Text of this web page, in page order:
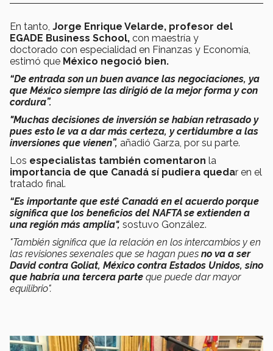
En tanto, Jorge Enrique Velarde, profesor del
EGADE Business School, con maestría y
doctorado con especialidad en Finanzas y Economía,
estimó que México negoció bien.
“De entrada son un buen avance las negociaciones, ya
que México siempre las dirigió de la mejor forma y con
cordura”.
"Muchas decisiones de inversión se habían retrasado y
pues esto le va a dar más certeza, y certidumbre a las
inversiones que vienen”, añadió Garza, por su parte.
Los especialistas también comentaron la
importancia de que Canadá sí pudiera quedar en el
tratado final.
“Es importante que esté Canadá en el acuerdo porque
significa que los beneficios del NAFTA se extienden a
una región más amplia", sostuvo González.
"También significa que la relación en los intercambios y en
las revisiones sexenales que se hagan pues no va a ser
David contra Goliat, México contra Estados Unidos, sino
que habría una tercera parte que puede dar mayor
equilibrio".